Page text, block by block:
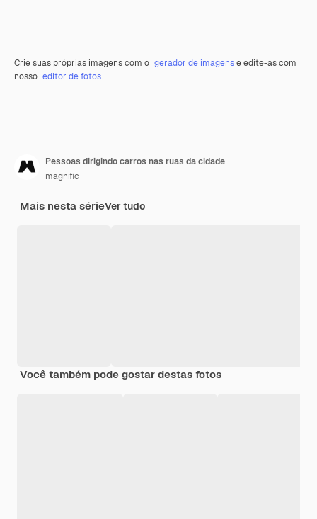
Crie suas próprias imagens com o gerador de imagense edite-as com
nosso editor de fotos.
Pessoas dirigindo carros nas ruas da cidade
magnific
Mais nesta sérieVer tudo
Você também pode gostar destas fotos